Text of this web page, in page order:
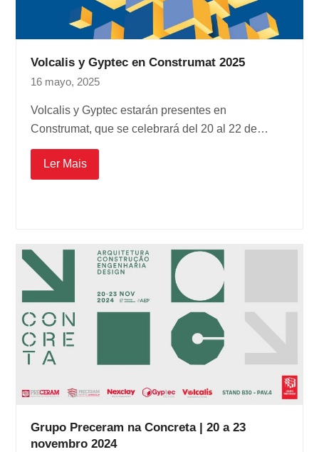
Volcalis y Gyptec en Construmat 2025
16 mayo, 2025
Volcalis y Gyptec estarán presentes en
Construmat, que se celebrará del 20 al 22 de…
Ler Mais
Grupo Preceram na Concreta | 20 a 23
novembro 2024